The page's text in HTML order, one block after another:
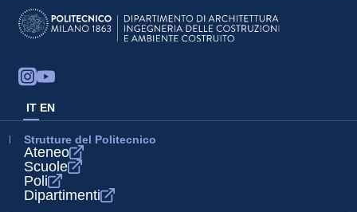
IT EN
Strutture del Politecnico
Ateneo
Scuole
Poli
Dipartimenti